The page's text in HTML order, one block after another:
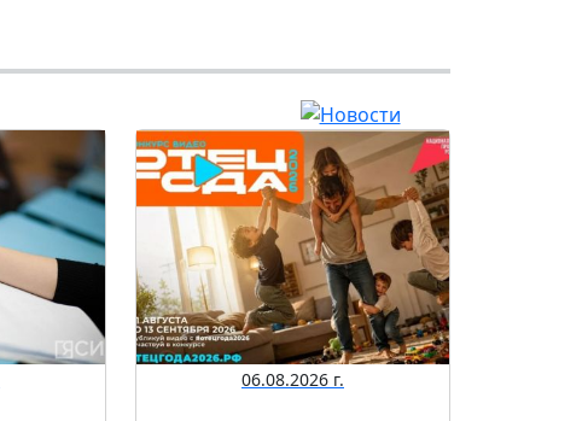
06.08.2026 г.